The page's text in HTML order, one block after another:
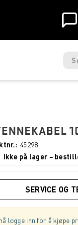
45298
Ikke på lager –
SERVICE OG
logge inn for å kjøpe